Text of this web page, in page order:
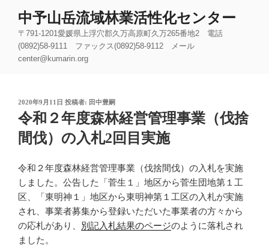
中予山岳流域林業活性化センター
〒791-1201愛媛県上浮穴郡久万高原町久万265番地2 電話
(0892)58-9111 ファックス(0892)58-9112 メール
center@kumarin.org
投
稿
日:
2020年9月11日 投稿者: 田中豊嗣
令和２年度森林経営管理事業（伐捨
間伐）の入札2回目実施
令和２年度森林経営管理事業（伐捨間伐）の入札を実施
しました。公告した「菅生１」地区から菅生団地第１工
区、「東明神１」地区から東明神第１工区の入札が実施
され、事業者募集から登録いただいた事業者の方々から
の応札があり、 別記入札結果のページのように落札され
ました。